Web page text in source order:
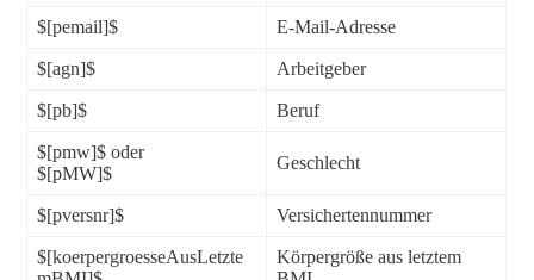
$[pemail]$ E-Mail-Adresse
$[agn]$ Arbeitgeber
$[pb]$ Beruf
$[pmw]$ oder
$[pMW]$
Geschlecht
$[pversnr]$ Versichertennummer
$[koerpergroesseAusLetzte
Körpergröße aus letztem